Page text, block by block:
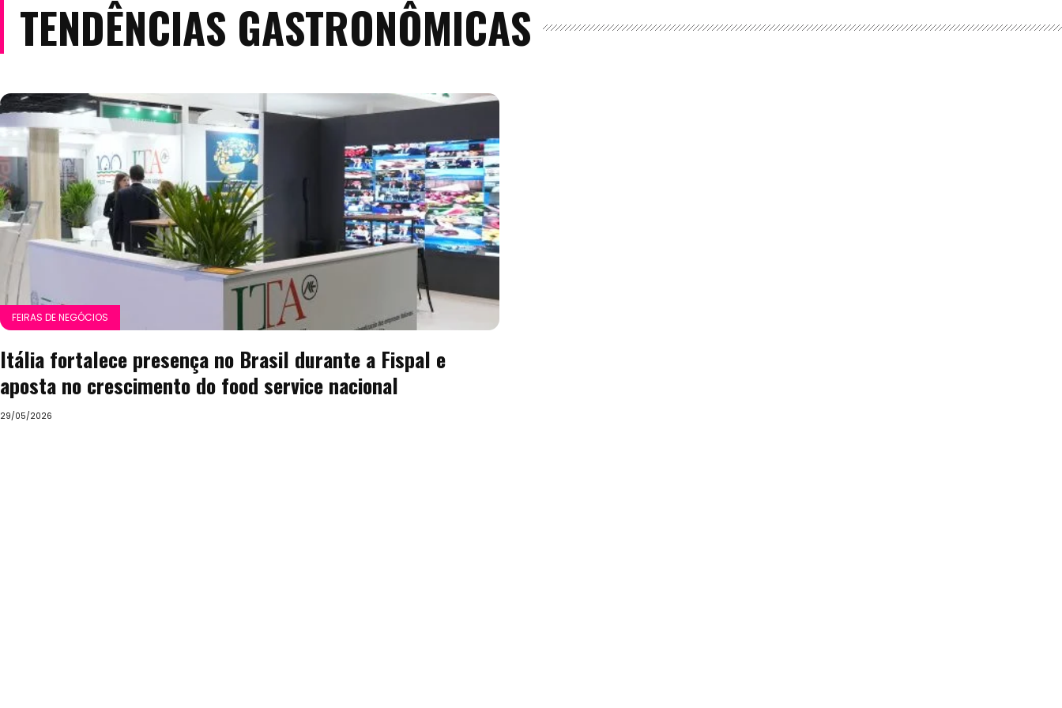
TENDÊNCIAS GASTRONÔMICAS
FEIRAS DE NEGÓCIOS
Itália fortalece presença no Brasil durante a Fispal e
aposta no crescimento do food service nacional
29/05/2026